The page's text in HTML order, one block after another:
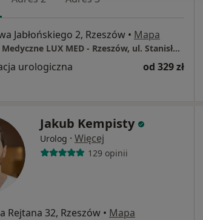
Jabłońskiego 2, Rzeszów • Mapa
Centrum Medyczne LUX MED - Rzeszów, ul. Stanisława Jabłońskiego 2
urologiczna od 329 zł
Jakub Kempisty
Urolog · Więcej
129 opinii
Rejtana 32, Rzeszów • Mapa